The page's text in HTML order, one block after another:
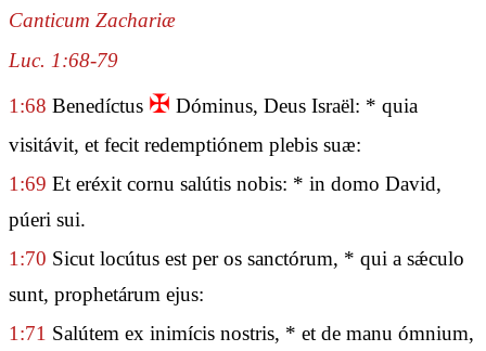
Canticum Zachariæ
Luc. 1:68-79
1:68 Benedíctus ✠ Dóminus, Deus Israël: * quia
visitávit, et fecit redemptiónem plebis suæ:
1:69 Et eréxit cornu salútis nobis: * in domo David,
púeri sui.
1:70 Sicut locútus est per os sanctórum, * qui a sǽculo
sunt, prophetárum ejus:
1:71 Salútem ex inimícis nostris, * et de manu ómnium,